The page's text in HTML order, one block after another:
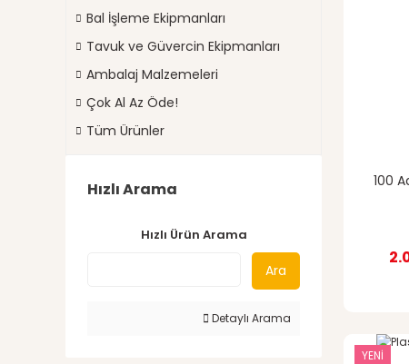
Bal İşleme Ekipmanları
Tavuk ve Güvercin Ekipmanları
Ambalaj Malzemeleri
Çok Al Az Öde!
Tüm Ürünler
Hızlı Arama
Hızlı Ürün Arama
Ara
Detaylı Arama
100
YENİ